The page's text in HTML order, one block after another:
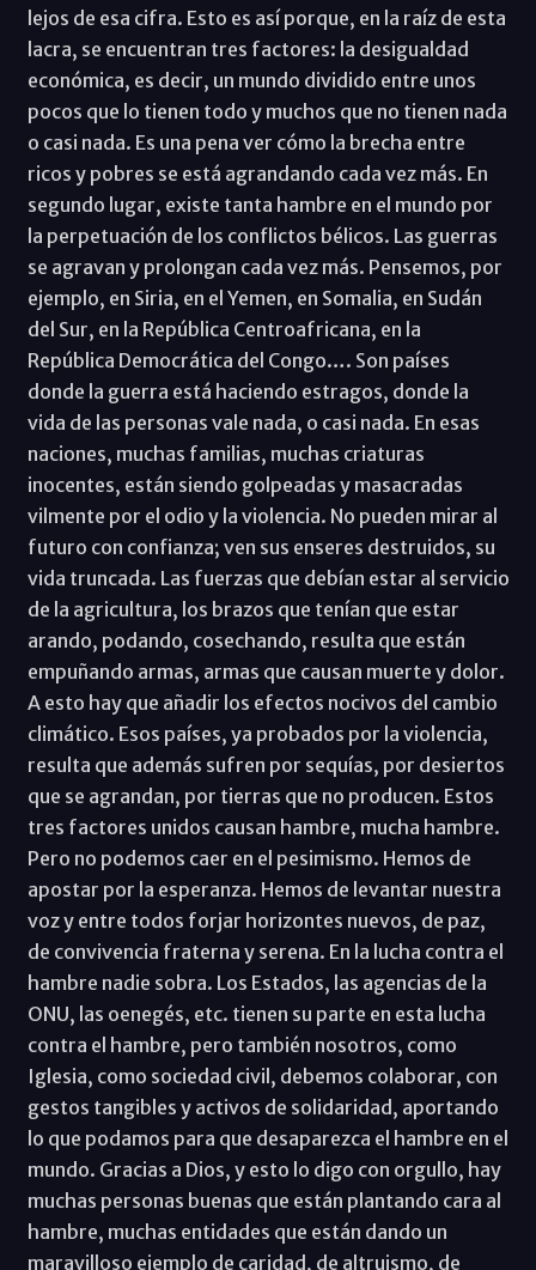
lejos de esa cifra. Esto es así porque, en la raíz de esta
lacra, se encuentran tres factores: la desigualdad
económica, es decir, un mundo dividido entre unos
pocos que lo tienen todo y muchos que no tienen nada
o casi nada. Es una pena ver cómo la brecha entre
ricos y pobres se está agrandando cada vez más. En
segundo lugar, existe tanta hambre en el mundo por
la perpetuación de los conflictos bélicos. Las guerras
se agravan y prolongan cada vez más. Pensemos, por
ejemplo, en Siria, en el Yemen, en Somalia, en Sudán
del Sur, en la República Centroafricana, en la
República Democrática del Congo…. Son países
donde la guerra está haciendo estragos, donde la
vida de las personas vale nada, o casi nada. En esas
naciones, muchas familias, muchas criaturas
inocentes, están siendo golpeadas y masacradas
vilmente por el odio y la violencia. No pueden mirar al
futuro con confianza; ven sus enseres destruidos, su
vida truncada. Las fuerzas que debían estar al servicio
de la agricultura, los brazos que tenían que estar
arando, podando, cosechando, resulta que están
empuñando armas, armas que causan muerte y dolor.
A esto hay que añadir los efectos nocivos del cambio
climático. Esos países, ya probados por la violencia,
resulta que además sufren por sequías, por desiertos
que se agrandan, por tierras que no producen. Estos
tres factores unidos causan hambre, mucha hambre.
Pero no podemos caer en el pesimismo. Hemos de
apostar por la esperanza. Hemos de levantar nuestra
voz y entre todos forjar horizontes nuevos, de paz,
de convivencia fraterna y serena. En la lucha contra el
hambre nadie sobra. Los Estados, las agencias de la
ONU, las oenegés, etc. tienen su parte en esta lucha
contra el hambre, pero también nosotros, como
Iglesia, como sociedad civil, debemos colaborar, con
gestos tangibles y activos de solidaridad, aportando
lo que podamos para que desaparezca el hambre en el
mundo. Gracias a Dios, y esto lo digo con orgullo, hay
muchas personas buenas que están plantando cara al
hambre, muchas entidades que están dando un
maravilloso ejemplo de caridad, de altruismo, de